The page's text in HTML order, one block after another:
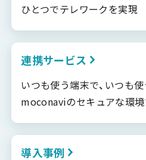
ひとつでテレワークを実現
連携サービス
いつも使う端末で、いつも使
moconaviのセキュアな環
導入事例